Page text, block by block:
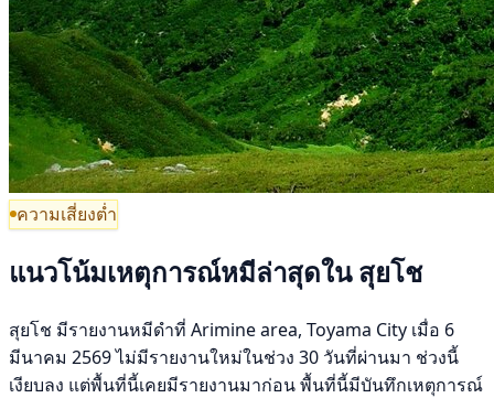
ความเสี่ยงต่ำ
แนวโน้มเหตุการณ์หมีล่าสุดใน สุยโช
สุยโช มีรายงานหมีดำที่ Arimine area, Toyama City เมื่อ 6
มีนาคม 2569 ไม่มีรายงานใหม่ในช่วง 30 วันที่ผ่านมา ช่วงนี้
เงียบลง แต่พื้นที่นี้เคยมีรายงานมาก่อน พื้นที่นี้มีบันทึกเหตุการณ์